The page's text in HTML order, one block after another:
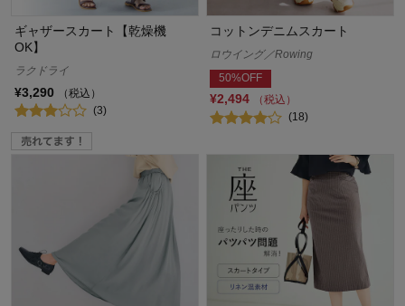
ギャザースカート【乾燥機
OK】
ラクドライ
¥3,290
（税込）
(3)
コットンデニムスカート
ロウイング／Rowing
50%OFF
¥2,494
（税込）
(18)